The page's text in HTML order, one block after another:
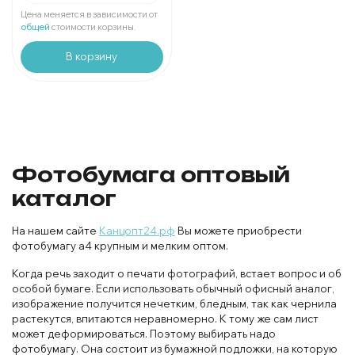
В упаковке 1 шт:
Цена меняется в зависимости от
общей стоимости корзины.
В корзину
Фотобумага оптовый
каталог
На нашем сайте Канцопт24.рф Вы можете приобрести
фотобумагу а4 крупным и мелким оптом.
Когда речь заходит о печати фотографий, встает вопрос и об
особой бумаге. Если использовать обычный офисный аналог,
изображение получится нечетким, бледным, так как чернила
растекутся, впитаются неравномерно. К тому же сам лист
может деформироваться. Поэтому выбирать надо
фотобумагу. Она состоит из бумажной подложки, на которую